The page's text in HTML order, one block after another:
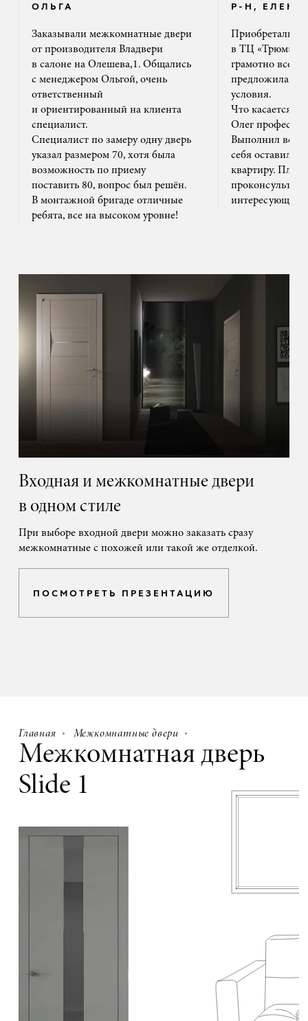
ОЛЬГА
Заказывали межкомнатные двери
от производителя Владвери
в салоне на Олешева,1. Общались
с менеджером Ольгой, очень
ответственный
и ориентированный на клиента
специалист.
Специалист по замеру одну дверь
указал размером 70, хотя была
возможность по приему
поставить 80, вопрос был решён.
В монтажной бригаде отличные
ребята, все на высоком уровне!
Р-Н, ЕЛЕНА
Приобретали
в ТЦ «Трюм».
грамотно все
предложила
условия.
Что касается
Олег
Выполнил все
себя оставил
квартиру. Плюс
интересующим
Входная и межкомнатные двери
в одном стиле
При выборе входной двери можно заказать сразу
межкомнатные с похожей или такой же отделкой.
ПОСМОТРЕТЬ ПРЕЗЕНТАЦИЮ
Главная Межкомнатные двери
Межкомнатная дверь
Slide 1